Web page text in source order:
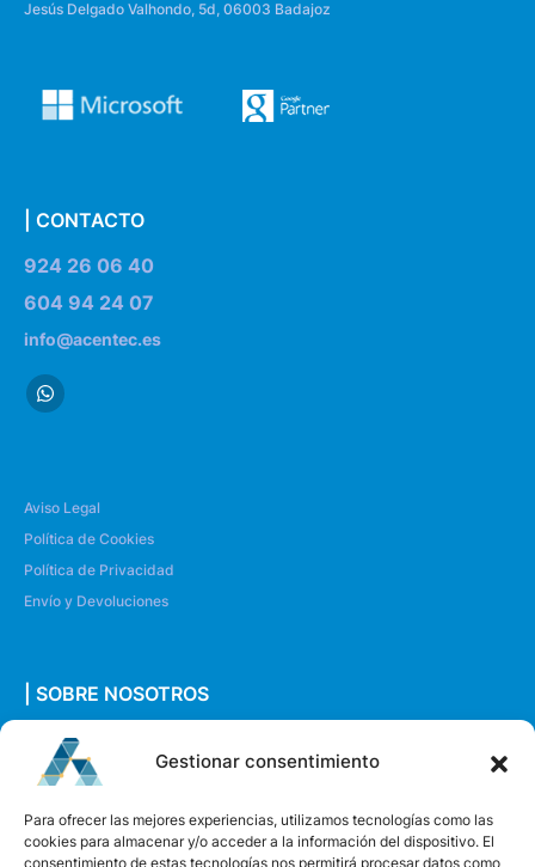
Gestionar consentimiento
Para ofrecer las mejores experiencias, utilizamos tecnologías como las
cookies para almacenar y/o acceder a la información del dispositivo. El
consentimiento de estas tecnologías nos permitirá procesar datos como
Jesús Delgado Valhondo, 5d, 06003 Badajoz
| CONTACTO
924 26 06 40
604 94 24 07
info@acentec.es
Aviso Legal
Política de Cookies
Política de Privacidad
Envío y Devoluciones
| SOBRE NOSOTROS
Quiénes somos
Envíanos un mensaje